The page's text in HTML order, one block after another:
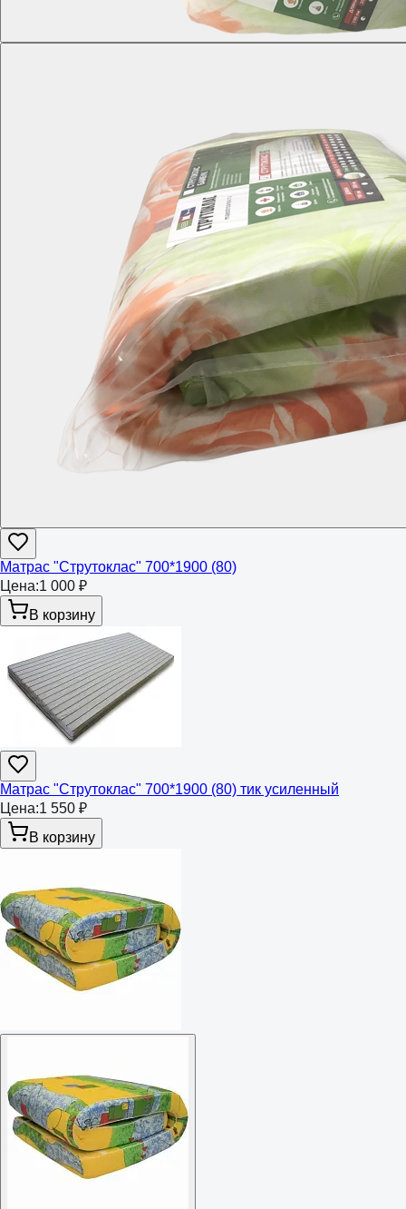
Матрас "Струтоклас" 700*1900 (80)
Цена:1 000 ₽
В корзину
Матрас "Струтоклас" 700*1900 (80) тик усиленный
Цена:1 550 ₽
В корзину